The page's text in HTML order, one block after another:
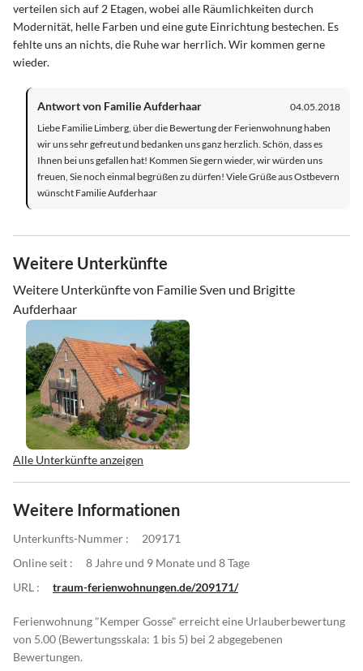
verteilen sich auf 2 Etagen, wobei alle Räumlichkeiten durch
Modernität, helle Farben und eine gute Einrichtung bestechen. Es
fehlte uns an nichts, die Ruhe war herrlich. Wir kommen gerne
wieder.
Antwort von Familie Aufderhaar
04.05.2018
Liebe Familie Limberg, über die Bewertung der Ferienwohnung haben
wir uns sehr gefreut und bedanken uns ganz herzlich. Schön, dass es
Ihnen bei uns gefallen hat! Kommen Sie gern wieder, wir würden uns
freuen, Sie noch einmal begrüßen zu dürfen! Viele Grüße aus Ostbevern
wünscht Familie Aufderhaar
Weitere Unterkünfte
Weitere Unterkünfte von Familie Sven und Brigitte
Aufderhaar
Alle Unterkünfte anzeigen
Weitere Informationen
Unterkunfts-Nummer :
209171
Online seit :
8 Jahre und 9 Monate und 8 Tage
URL :
traum-ferienwohnungen.de/209171/
Ferienwohnung "Kemper Gosse" erreicht eine Urlauberbewertung
von 5.00 (Bewertungsskala: 1 bis 5) bei 2 abgegebenen
Bewertungen.